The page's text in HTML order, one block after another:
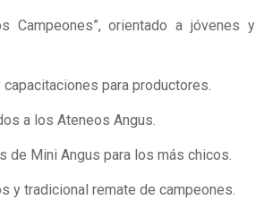
Campeones”, orientado a jóvenes y
para productores.
a los Ateneos Angus.
de Mini Angus para los más chicos.
y tradicional remate de campeones.